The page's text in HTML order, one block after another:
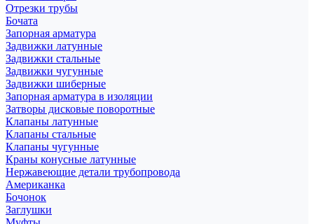
Отрезки трубы
Бочата
Запорная арматура
Задвижки латунные
Задвижки стальные
Задвижки чугунные
Задвижки шиберные
Запорная арматура в изоляции
Затворы дисковые поворотные
Клапаны латунные
Клапаны стальные
Клапаны чугунные
Краны конусные латунные
Нержавеющие детали трубопровода
Американка
Бочонок
Заглушки